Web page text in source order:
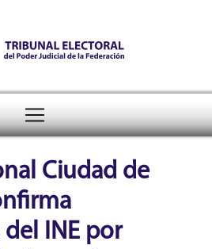
del
Ciudad de
INE por